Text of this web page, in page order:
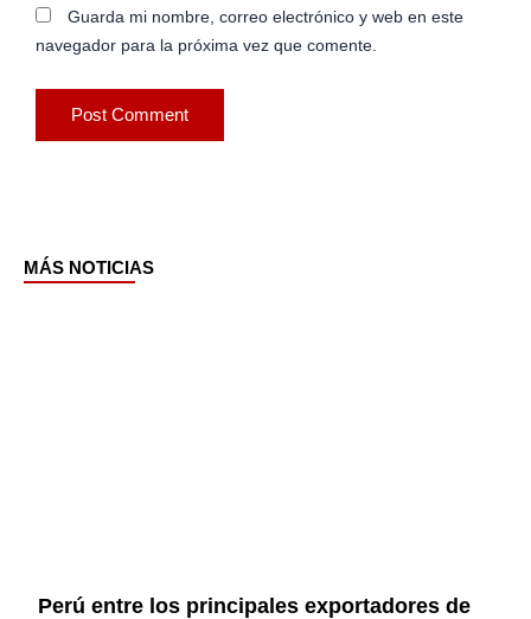
Guarda mi nombre, correo electrónico y web en este
navegador para la próxima vez que comente.
MÁS NOTICIAS
Perú entre los principales exportadores de